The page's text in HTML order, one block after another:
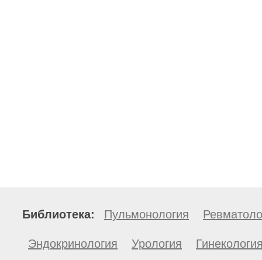
Библиотека: Пульмонология
Эндокринология Урология